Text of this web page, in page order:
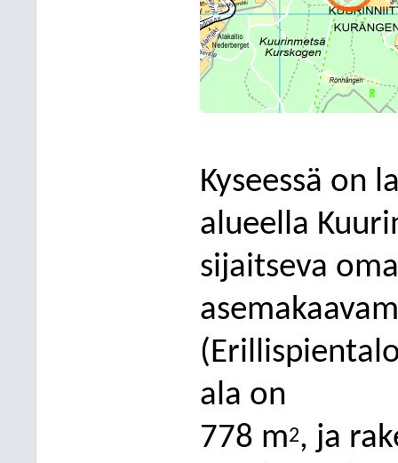
Kyseessä on
alueella
sijaitseva
ala on
778 m2, ja